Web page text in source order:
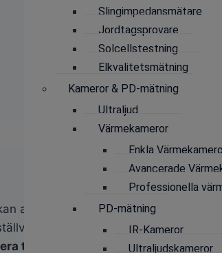
Slingimpedansmätare
Jordtagsprovare
Solcellstestning
Elkvalitetsmätning
Kameror & PD-mätning
Ultraljud
Värmekameror
Enkla
Avancerade
Professionella
PD-mätning
IR-Kameror
Ultraljudskameror
användas för att bestämma
och genomför ett
tillståndet hos isoleringsoljanoch